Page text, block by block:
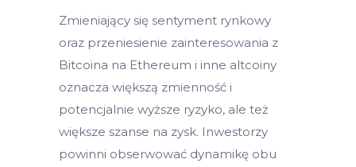
Zmieniający się sentyment rynkowy
oraz przeniesienie zainteresowania z
Bitcoina na Ethereum i inne altcoiny
oznacza większą zmienność i
potencjalnie wyższe ryzyko, ale też
większe szanse na zysk. Inwestorzy
powinni obserwować dynamikę obu